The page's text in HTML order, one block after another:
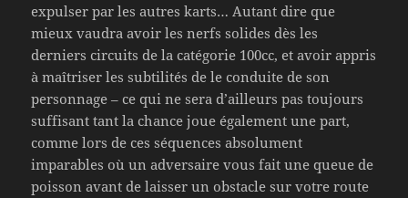
expulser par les autres karts… Autant dire que
mieux vaudra avoir les nerfs solides dès les
derniers circuits de la catégorie 100cc, et avoir appris
à maîtriser les subtilités de le conduite de son
personnage – ce qui ne sera d’ailleurs pas toujours
suffisant tant la chance joue également une part,
comme lors de ces séquences absolument
imparables où un adversaire vous fait une queue de
poisson avant de laisser un obstacle sur votre route